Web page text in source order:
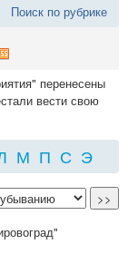
Поиск по рубрике
перенесены
вести свою
М П С Э